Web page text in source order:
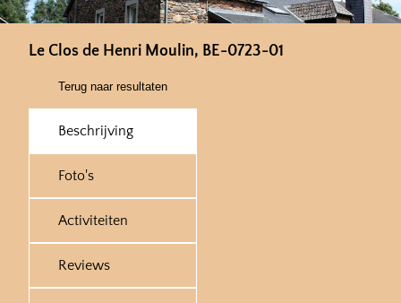
Le Clos de Henri Moulin, BE-0723-01
Terug naar resultaten
Beschrijving
Foto's
Activiteiten
Reviews